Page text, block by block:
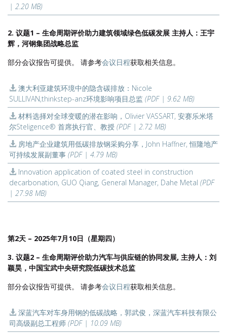
| 2.20 MB)
2. 议题1 – 生命周期评价助力建筑领域绿色低碳发展 主持人：王宇
辉，河钢集团战略总监
部分会议报告可提供。 请参考会议日程获取相关信息。
澳大利亚建筑环境中的隐含碳排放：Nicole
SULLIVAN,thinkstep-anz环境影响项目总监 (PDF | 9.62 MB)
材料选择对全球变暖的潜在影响，Olivier VASSART, 安赛乐米塔
尔Steligence® 首席执行官、教授 (PDF | 2.72 MB)
房地产企业建筑用低碳排放钢采购分享，John Haffner, 恒隆地产
可持续发展副董事 (PDF | 4.79 MB)
Innovation application of coated steel in construction
decarbonation, GUO Qiang, General Manager, Dahe Metal (PDF
| 27.98 MB)
第2天 – 2025年7月10日（星期四）
3. 议题2 – 生命周期评价助力汽车与供应链的协同发展, 主持人：刘
颖昊，中国宝武中央研究院低碳技术总监
部分会议报告可提供。 请参考会议日程获取相关信息。
深蓝汽车对车身用钢的低碳战略，郭武俊，深蓝汽车科技有限公
司高级副总工程师 (PDF | 10.09 MB)